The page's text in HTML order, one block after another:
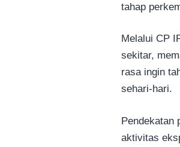
tahap
Melalui CP
sekitar,
rasa ingin
sehari-hari.
Pendekatan
aktivitas